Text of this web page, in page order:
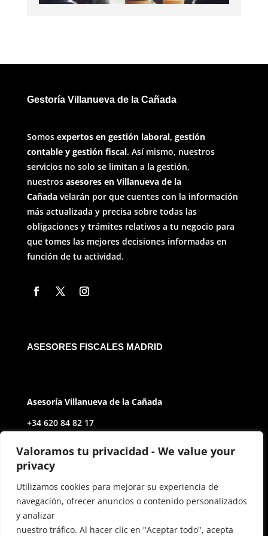
Valoramos tu privacidad - We value your
privacy
Utilizamos cookies para mejorar su experiencia de
navegación, ofrecer anuncios o contenido personalizados
y analizar
nuestro tráfico. Al hacer clic en "Aceptar todo", acepta
Gestoría Villanueva de la Cañada
Somos expertos en gestión laboral, gestión
contable y gestión fiscal. Así mismo, nuestros
servicios no solo se limitan a la gestión,
nuestros asesores en Villanueva de la
Cañadavelarán por que cuentes con la información
más actualizada y precisa sobre todas las
obligaciones y trámites relativos a tu negocio para
que tomes las mejores decisiones informadas en
función de tu actividad.
ASESORES FISCALES MADRID
Asesoría Villanueva de la Cañada
+34 620 84 82 17
28691 Villanueva de la Cañada Madrid
Contact
miguelsd@auctoritasgestoria.com